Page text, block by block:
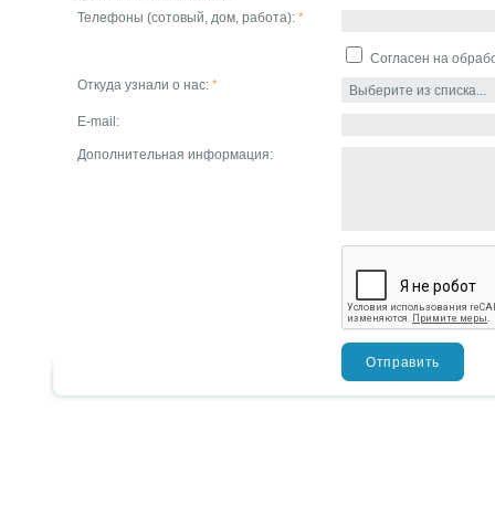
Телефоны (сотовый, дом, работа): *
Согласен на
Откуда узнали о нас: *
E-mail:
Дополнительная информация: